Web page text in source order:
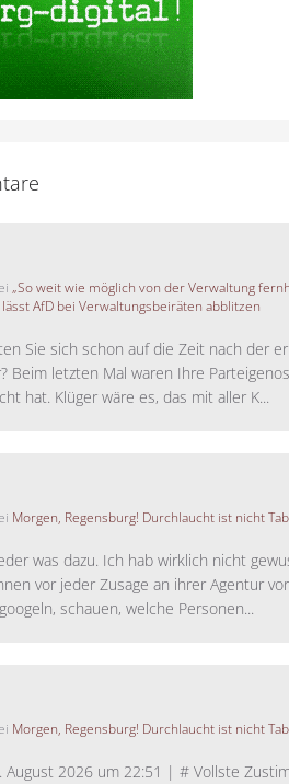
„So weit wie möglich von der Verwaltung
AfD bei Verwaltungsbeiräten abblitzen
Sie sich schon auf die Zeit nach der
Beim letzten Mal waren Ihre
hat. Klüger wäre es, das mit aller K...
Morgen, Regensburg! Durchlaucht ist nicht
was dazu. Ich hab wirklich nicht
vor jeder Zusage an ihrer Agentur
schauen, welche Personen...
Morgen, Regensburg! Durchlaucht ist nicht
August 2026 um 22:51 | # Vollste